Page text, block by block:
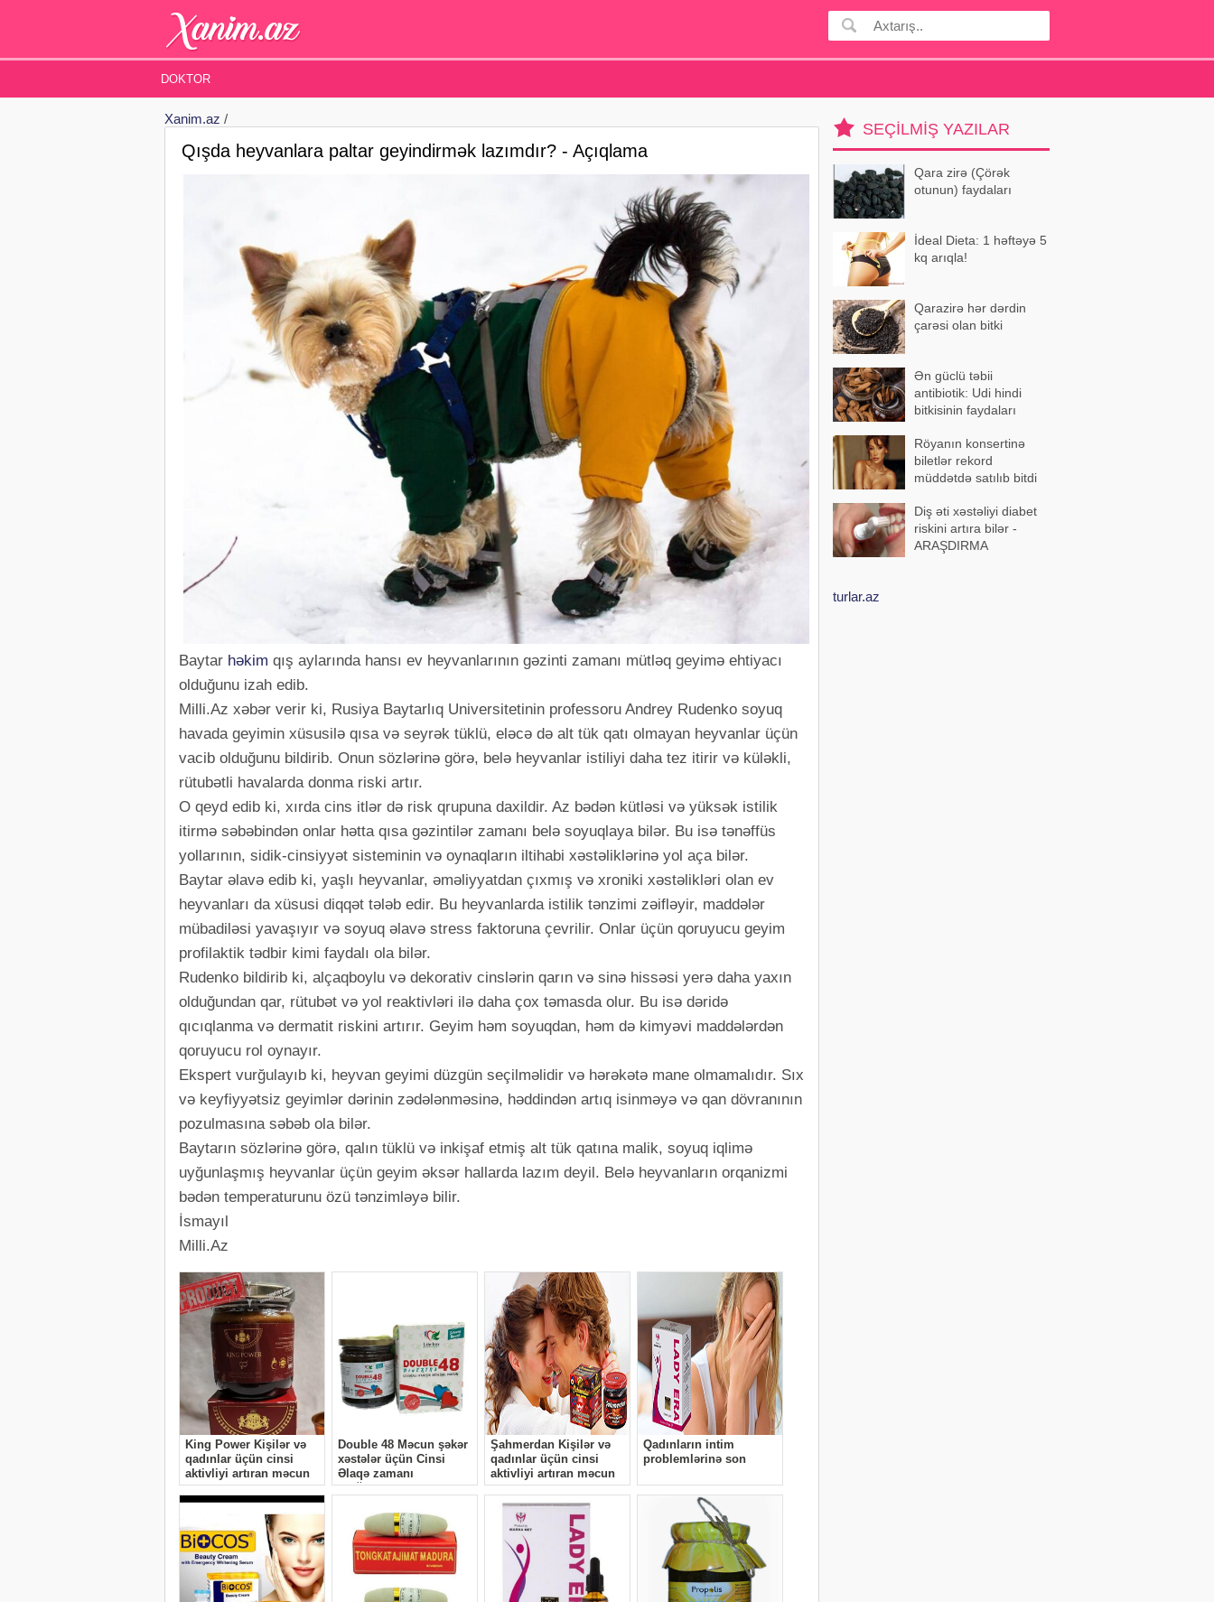
DOKTOR
Xanim.az /
Qışda heyvanlara paltar geyindirmək lazımdır? - Açıqlama
Baytar həkim qış aylarında hansı ev heyvanlarının gəzinti zamanı mütləq geyimə ehtiyacı
olduğunu izah edib.
Milli.Az xəbər verir ki, Rusiya Baytarlıq Universitetinin professoru Andrey Rudenko soyuq
havada geyimin xüsusilə qısa və seyrək tüklü, eləcə də alt tük qatı olmayan heyvanlar üçün
vacib olduğunu bildirib. Onun sözlərinə görə, belə heyvanlar istiliyi daha tez itirir və küləkli,
rütubətli havalarda donma riski artır.
O qeyd edib ki, xırda cins itlər də risk qrupuna daxildir. Az bədən kütləsi və yüksək istilik
itirmə səbəbindən onlar hətta qısa gəzintilər zamanı belə soyuqlaya bilər. Bu isə tənəffüs
yollarının, sidik-cinsiyyət sisteminin və oynaqların iltihabi xəstəliklərinə yol aça bilər.
Baytar əlavə edib ki, yaşlı heyvanlar, əməliyyatdan çıxmış və xroniki xəstəlikləri olan ev
heyvanları da xüsusi diqqət tələb edir. Bu heyvanlarda istilik tənzimi zəifləyir, maddələr
mübadiləsi yavaşıyır və soyuq əlavə stress faktoruna çevrilir. Onlar üçün qoruyucu geyim
profilaktik tədbir kimi faydalı ola bilər.
Rudenko bildirib ki, alçaqboylu və dekorativ cinslərin qarın və sinə hissəsi yerə daha yaxın
olduğundan qar, rütubət və yol reaktivləri ilə daha çox təmasda olur. Bu isə dəridə
qıcıqlanma və dermatit riskini artırır. Geyim həm soyuqdan, həm də kimyəvi maddələrdən
qoruyucu rol oynayır.
Ekspert vurğulayıb ki, heyvan geyimi düzgün seçilməlidir və hərəkətə mane olmamalıdır. Sıx
və keyfiyyətsiz geyimlər dərinin zədələnməsinə, həddindən artıq isinməyə və qan dövranının
pozulmasına səbəb ola bilər.
Baytarın sözlərinə görə, qalın tüklü və inkişaf etmiş alt tük qatına malik, soyuq iqlimə
uyğunlaşmış heyvanlar üçün geyim əksər hallarda lazım deyil. Belə heyvanların orqanizmi
bədən temperaturunu özü tənzimləyə bilir.
İsmayıl
Milli.Az
SEÇILMIŞ YAZILAR
Qara zirə (Çörək
otunun) faydaları
İdeal Dieta: 1 həftəyə 5
kq arıqla!
Qarazirə hər dərdin
çarəsi olan bitki
Ən güclü təbii
antibiotik: Udi hindi
bitkisinin faydaları
Röyanın konsertinə
biletlər rekord
müddətdə satılıb bitdi
Diş əti xəstəliyi diabet
riskini artıra bilər -
ARAŞDIRMA
turlar.az